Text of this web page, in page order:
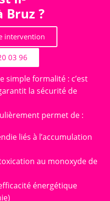
Bruz ?
intervention
03 96
simple formalité : c’est
la sécurité de
permet de :
liés à l’accumulation
au monoxyde de
énergétique